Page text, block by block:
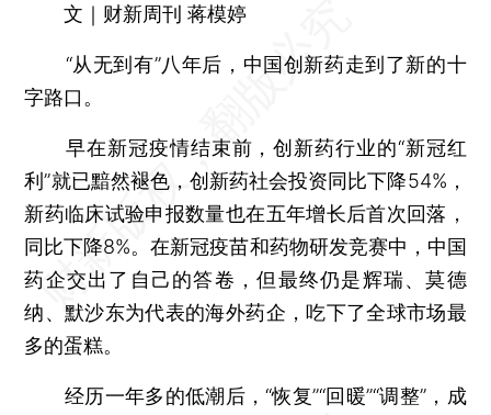
文｜财新周刊 蒋模婷
“从无到有”八年后，中国创新药走到了新的十
字路口。
早在新冠疫情结束前，创新药行业的“新冠红
利”就已黯然褪色，创新药社会投资同比下降54%，
新药临床试验申报数量也在五年增长后首次回落，
同比下降8%。在新冠疫苗和药物研发竞赛中，中国
药企交出了自己的答卷，但最终仍是辉瑞、莫德
纳、默沙东为代表的海外药企，吃下了全球市场最
多的蛋糕。
经历一年多的低潮后，“恢复”“回暖”“调整”，成